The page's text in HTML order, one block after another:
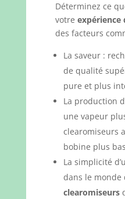
Déterminez ce
votre expérience
des facteurs
La saveur :
de qualité
pure et plus
La production
une vapeur
clearomiseurs
bobine plus
La simplicité
dans le monde
clearomiseurs